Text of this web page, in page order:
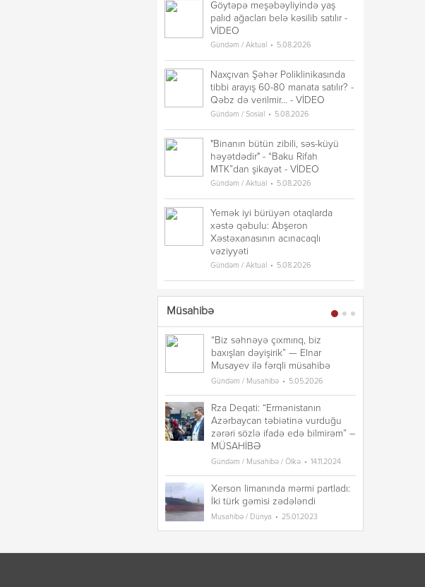
Göytəpə meşəbəyliyində yaş
palıd ağacları belə kəsilib satılır -
VİDEO
Gündəm / Aktual 5.08.2026
Naxçıvan Şəhər Poliklinikasında
tibbi arayış 60-80 manata satılır? -
Qəbz də verilmir... - VİDEO
Gündəm / Sosial 5.08.2026
"Binanın bütün zibili, səs-küyü
həyətdədir" - “Baku Rifah
MTK”dan şikayət - VİDEO
Gündəm / Aktual 5.08.2026
Yemək iyi bürüyən otaqlarda
xəstə qəbulu: Abşeron
Xəstəxanasının acınacaqlı
vəziyyəti
Gündəm / Aktual 5.08.2026
Müsahibə
“Biz səhnəyə çıxmırıq, biz
baxışları dəyişirik” — Elnar
Musayev ilə fərqli müsahibə
Gündəm / Musahibə 5.05.2026
Rza Deqati: “Ermənistanın
Azərbaycan təbiətinə vurduğu
zərəri sözlə ifadə edə bilmirəm” –
MÜSAHİBƏ
Gündəm / Musahibə / Ölkə 14.11.2024
Xerson limanında mərmi partladı:
İki türk gəmisi zədələndi
Musahibə / Dünya 25.01.2023